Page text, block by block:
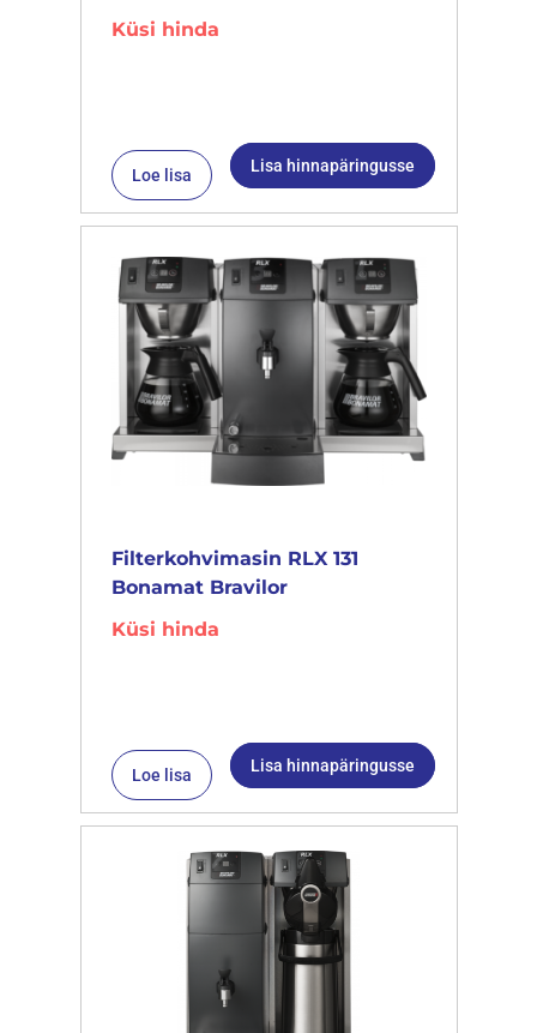
Küsi hinda
Loe lisa Lisa hinnapäringusse
Filterkohvimasin RLX 131
Bonamat Bravilor
Küsi hinda
Loe lisa Lisa hinnapäringusse